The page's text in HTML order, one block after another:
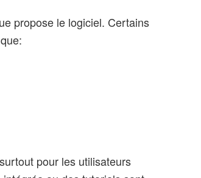
propose le logiciel. Certains
pour les utilisateurs